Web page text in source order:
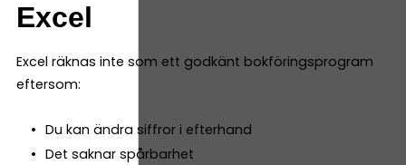
Excel
Excel räknas inte som ett godkänt bokföringsprogram
eftersom:
Du kan ändra siffror i efterhand
Det saknar spårbarhet